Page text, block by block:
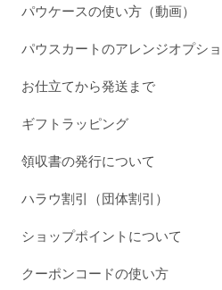
パウケースの使い方（動画）
パウスカートのアレンジオプシ
お仕立てから発送まで
ギフトラッピング
領収書の発行について
ハラウ割引（団体割引）
ショップポイントについて
クーポンコードの使い方